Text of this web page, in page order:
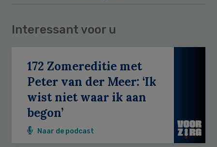
Interessant voor u
172 Zomereditie met
Peter van der Meer: ‘Ik
wist niet waar ik aan
begon’
Naar de podcast